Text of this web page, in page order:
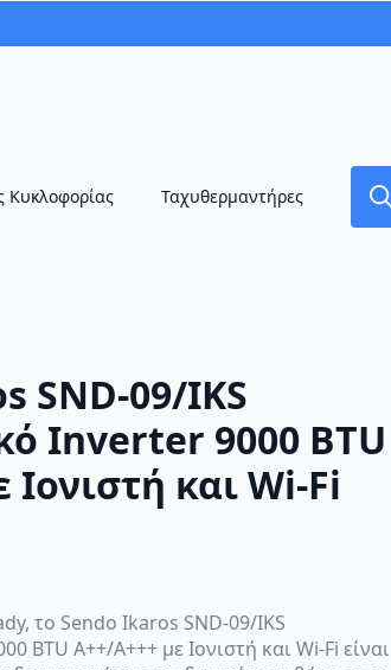
Κυκλοφορίας Ταχυθερμαντήρες
SND-09/IKS
Inverter 9000 BTU
Ιονιστή και Wi-Fi
το Sendo Ikaros SND-09/IKS
BTU A++/A+++ με Ιονιστή και Wi-Fi είναι